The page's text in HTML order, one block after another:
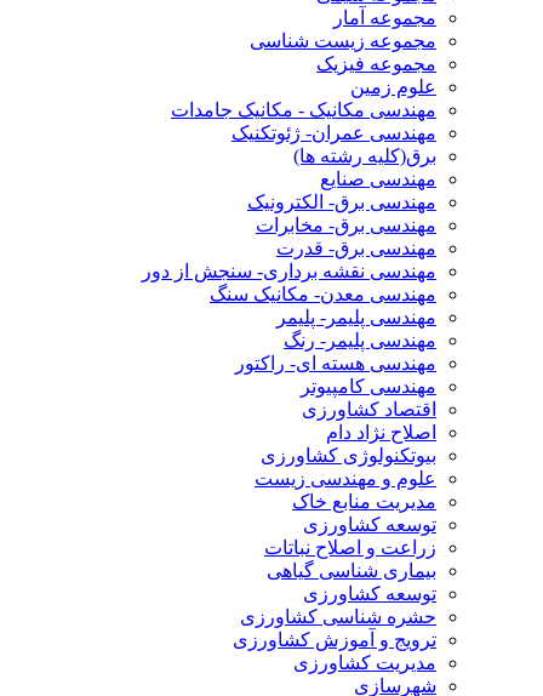
مجموعه آمار
مجموعه زیست شناسی
مجموعه فیزیک
علوم زمین
مهندسی مکانیک - مکانیک جامدات
مهندسی عمران- ژئوتکنیک
برق(کلیه رشته ها)
مهندسی صنایع
مهندسی برق- الکترونیک
مهندسی برق- مخابرات
مهندسی برق- قدرت
مهندسی نقشه برداری- سنجش از دور
مهندسی معدن- مکانیک سنگ
مهندسی پلیمر- پلیمر
مهندسی پلیمر- رنگ
مهندسی هسته ای- راکتور
مهندسی کامپیوتر
اقتصاد کشاورزی
اصلاح نژاد دام
بیوتکنولوژی کشاورزی
علوم و مهندسی زیست
مدیریت منابع خاک
توسعه کشاورزی
زراعت و اصلاح نباتات
بیماری شناسی گیاهی
توسعه کشاورزی
حشره شناسی کشاورزی
ترویج و آموزش کشاورزی
مدیریت کشاورزی
شهرسازی